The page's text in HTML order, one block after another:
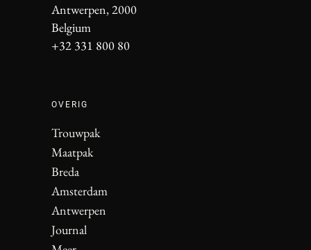
Antwerpen, 2000
Belgium
+32 331 800 80
OVERIG
Trouwpak
Maatpak
Breda
Amsterdam
Antwerpen
Journal